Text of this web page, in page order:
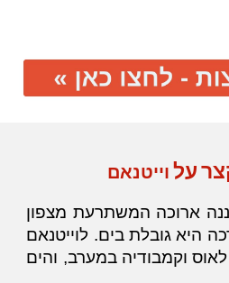
על וייטנאם
ארוכה המשתרעת מצפון
היא גובלת בים. לוייטנאם
לאוס וקמבודיה במערב, והים